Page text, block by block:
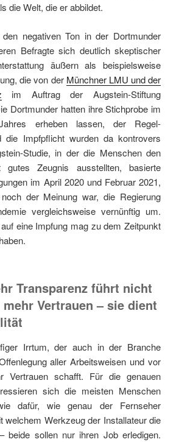
die Welt, die er abbildet.
negativen Ton in der Dortmunder
Befragte sich deutlich skeptischer
äußern als beispielsweise
die von der Münchner LMU und der
im Auftrag der Augstein-Stiftung
Dortmunder hatten ihre Stichprobe im
erheben lassen, der Regel-
die Impfpflicht wurden da kontrovers
Studie, in der die Menschen den
Zeugnis ausstellten, basierte
im April 2020 und Februar 2021,
der Meinung war, die Regierung
vergleichsweise vernünftig um.
eine Impfung mag zu dem Zeitpunkt
Transparenz führt nicht
Vertrauen – sie dient
Irrtum, der auch in der Branche
aller Arbeitsweisen und vor
Vertrauen schafft. Für die genauen
sich die meisten Menschen
dafür, wie genau der Fernseher
welchem Werkzeug der Installateur die
beide sollen nur ihren Job erledigen.